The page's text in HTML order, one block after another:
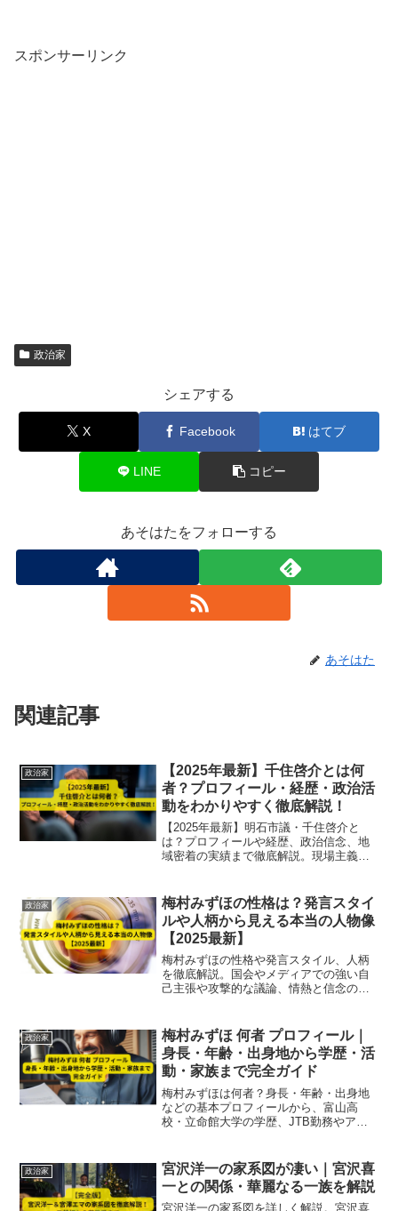
スポンサーリンク
政治家
シェアする
X Facebook はてブ
LINE コピー
あそはたをフォローする
あそはた
関連記事
政治家
【2025年最新】千住啓介とは何
者？プロフィール・経歴・政治活
動をわかりやすく徹底解説！
【2025年最新】明石市議・千住啓介と
は？プロフィールや経歴、政治信念、地
域密着の実績まで徹底解説。現場主義と
政治家
梅村みずほの性格は？発言スタイ
ルや人柄から見える本当の人物像
【2025最新】
梅村みずほの性格や発言スタイル、人柄
を徹底解説。国会やメディアでの強い自
己主張や攻撃的な議論、情熱と信念の両
政治家
梅村みずほ 何者 プロフィール｜
身長・年齢・出身地から学歴・活
動・家族まで完全ガイド
梅村みずほは何者？身長・年齢・出身地
などの基本プロフィールから、富山高
校・立命館大学の学歴、JTB勤務やアナ
します。
政治家
宮沢洋一の家系図が凄い｜宮沢喜
一との関係・華麗なる一族を解説
宮沢洋一の家系図を詳しく解説。宮沢喜